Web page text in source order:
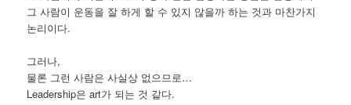
그 사람이 운동을 잘 하게 할 수 있지 않을까 하는 것과 마찬가지
논리이다.
그러나,
물론 그런 사람은 사실상 없으므로…
Leadership은 art가 되는 것 같다.